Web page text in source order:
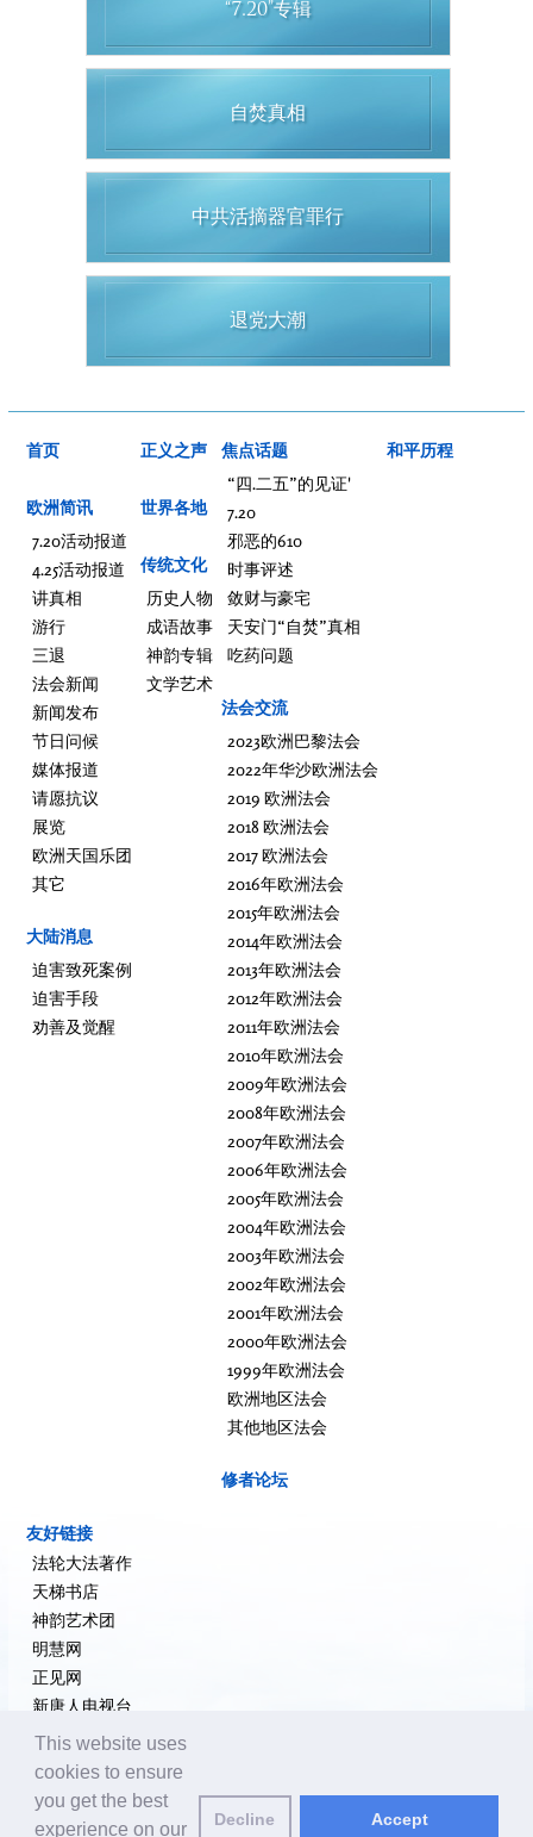
“7.20”专辑
自焚真相
中共活摘器官罪行
退党大潮
首页
欧洲简讯
7.20活动报道
4.25活动报道
讲真相
游行
三退
法会新闻
新闻发布
节日问候
媒体报道
请愿抗议
展览
欧洲天国乐团
其它
大陆消息
迫害致死案例
迫害手段
劝善及觉醒
正义之声
世界各地
传统文化
历史人物
成语故事
神韵专辑
文学艺术
焦点话题
“四.二五”的见证'
7.20
邪恶的610
时事评述
敛财与豪宅
天安门“自焚”真相
吃药问题
法会交流
2023欧洲巴黎法会
2022年华沙欧洲法会
2019 欧洲法会
2018 欧洲法会
2017 欧洲法会
2016年欧洲法会
2015年欧洲法会
2014年欧洲法会
2013年欧洲法会
2012年欧洲法会
2011年欧洲法会
2010年欧洲法会
2009年欧洲法会
2008年欧洲法会
2007年欧洲法会
2006年欧洲法会
2005年欧洲法会
2004年欧洲法会
2003年欧洲法会
2002年欧洲法会
2001年欧洲法会
2000年欧洲法会
1999年欧洲法会
欧洲地区法会
其他地区法会
修者论坛
和平历程
友好链接
法轮大法著作
天梯书店
神韵艺术团
明慧网
正见网
新唐人电视台
大纪元新闻网
希望之声
追查国际
退党网
This website uses
cookies to ensure
you get the best
experience on our
Decline Accept